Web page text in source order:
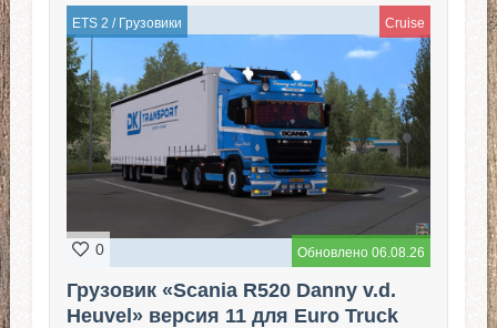
ETS 2 / Грузовики Cruise
Обновлено 06.08.26
0
Грузовик «Scania R520 Danny v.d.
Heuvel» версия 11 для Euro Truck